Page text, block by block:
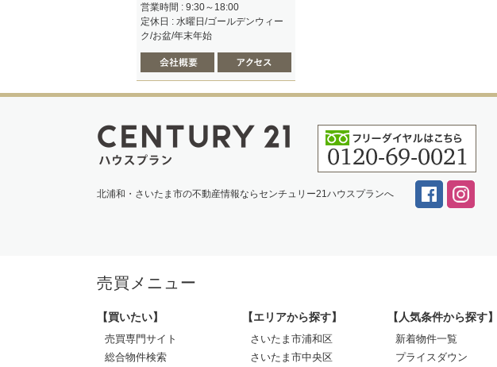
営業時間 : 9:30～18:00
定休日 : 水曜日/ゴールデンウィー
ク/お盆/年末年始
北浦和・さいたま市の不動産情報ならセンチュリー21ハウスプランへ
売買メニュー
【買いたい】
売買専門サイト
総合物件検索
【エリアから探す】
さいたま市浦和区
さいたま市中央区
【人気条件から探す】
新着物件一覧
プライスダウン